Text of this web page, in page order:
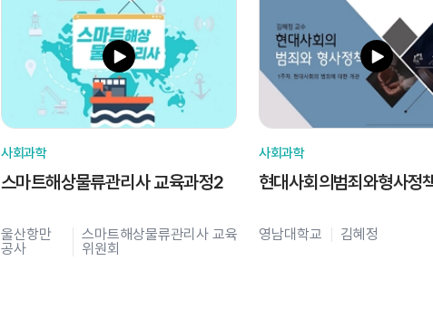
사회과학
스마트해상물류관리사 교육과정2
울산항만
공사
스마트해상물류관리사 교육
위원회
사회과학
현대사회의범죄와형사정
영남대학교 김혜정